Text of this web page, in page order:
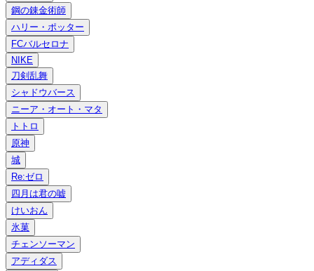
鋼の錬金術師
ハリー・ポッター
FCバルセロナ
NIKE
刀剣乱舞
シャドウバース
ニーア・オート・マタ
トトロ
原神
城
Re:ゼロ
四月は君の嘘
けいおん
氷菓
チェンソーマン
アディダス